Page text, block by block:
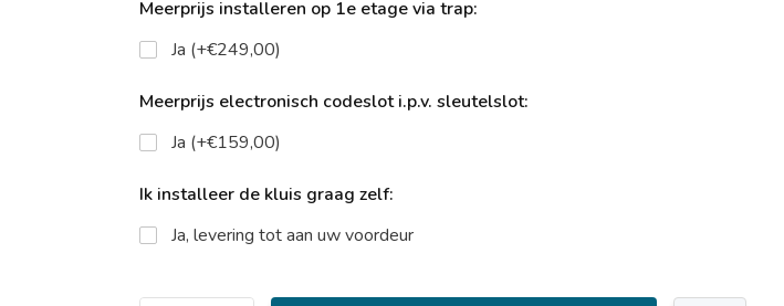
Meerprijs installeren op 1e etage via trap:
Ja (+€249,00)
Meerprijs electronisch codeslot i.p.v. sleutelslot:
Ja (+€159,00)
Ik installeer de kluis graag zelf:
Ja, levering tot aan uw voordeur